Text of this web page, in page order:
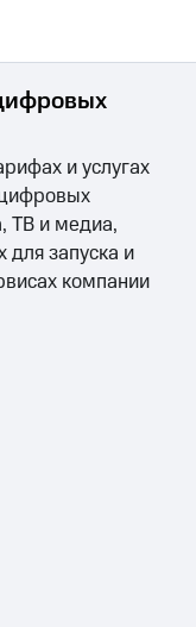
и услугах
ТВ и медиа,
для запуска и
компании